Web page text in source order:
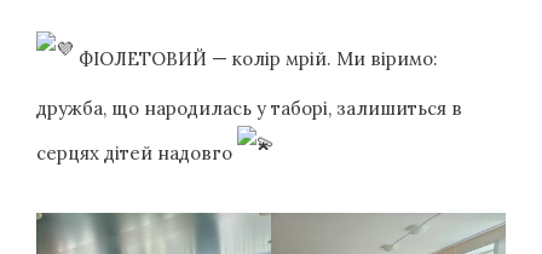
ФІОЛЕТОВИЙ — колір мрій. Ми віримо:
дружба, що народилась у таборі, залишиться в
серцях дітей надовго